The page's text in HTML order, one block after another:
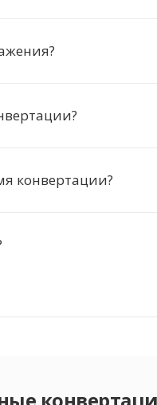
конвертации?